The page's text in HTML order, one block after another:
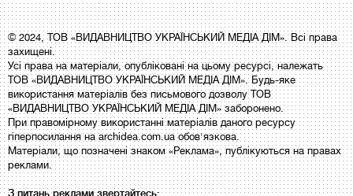
© 2024, ТОВ «ВИДАВНИЦТВО УКРАЇНСЬКИЙ МЕДІА ДІМ». Всі права
захищені.
Усі права на матеріали, опубліковані на цьому ресурсі, належать
ТОВ «ВИДАВНИЦТВО УКРАЇНСЬКИЙ МЕДІА ДІМ». Будь-яке
використання матеріалів без письмового дозволу ТОВ
«ВИДАВНИЦТВО УКРАЇНСЬКИЙ МЕДІА ДІМ» заборонено.
При правомірному використанні матеріалів даного ресурсу
гіперпосилання на archidea.com.ua обов'язкова.
Матеріали, що позначені знаком «Реклама», публікуються на правах
реклами.
З питань реклами звертайтесь: